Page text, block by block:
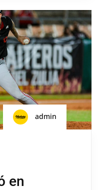
admin
en